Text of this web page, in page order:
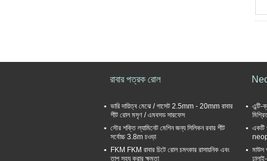
রাবার পত্রক রোল
ভারি দায়িত্ব মেঝে / গাসেট 2.5mm - 20mm রাবার
শীট রোল মসৃণ / এমবসড সারফেস
সৌর শক্তি ল্যামিনেট মেশিন জন্য সিলিকন রবার শীট
সর্বোচ্চ 3.8m চওড়া
FKM FKM রাবার চিটে রোল চমৎকার রাসায়নিক এবং
তাপ সহ্য করার ক্ষমতা
এন্টি-
একটি
মাউস